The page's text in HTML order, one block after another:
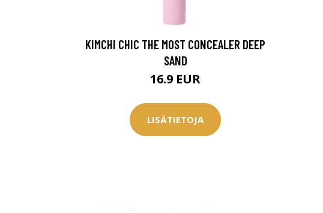
KIMCHI CHIC THE MOST CONCEALER DEEP
SAND
16.9 EUR
LISÄTIETOJA